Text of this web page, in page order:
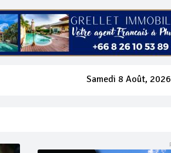
Samedi 8 Août, 2026